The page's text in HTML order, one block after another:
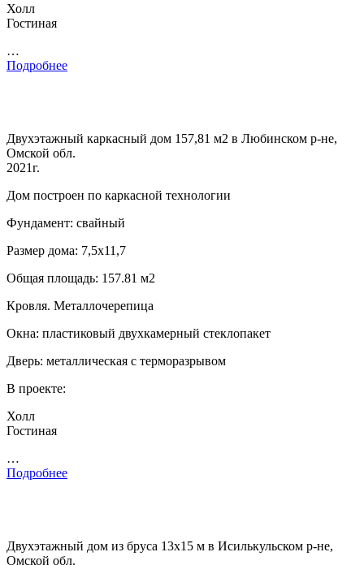
Холл
Гостиная
…
Подробнее
Двухэтажный каркасный дом 157,81 м2 в Любинском р-не,
Омской обл.
2021г.
Дом построен по каркасной технологии
Фундамент: свайный
Размер дома: 7,5х11,7
Общая площадь: 157.81 м2
Кровля. Металлочерепица
Окна: пластиковый двухкамерный стеклопакет
Дверь: металлическая с терморазрывом
В проекте:
Холл
Гостиная
…
Подробнее
Двухэтажный дом из бруса 13х15 м в Исилькульском р-не,
Омской обл.